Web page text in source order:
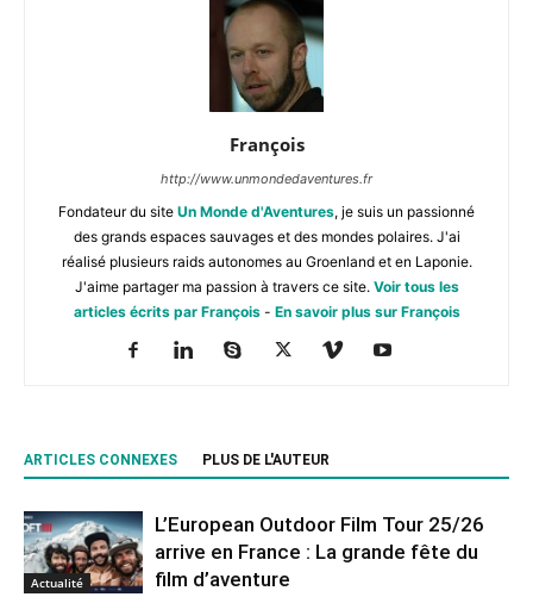
François
http://www.unmondedaventures.fr
Fondateur du site Un Monde d'Aventures, je suis un passionné
des grands espaces sauvages et des mondes polaires. J'ai
réalisé plusieurs raids autonomes au Groenland et en Laponie.
J'aime partager ma passion à travers ce site. Voir tous les
articles écrits par François- En savoir plus sur François
ARTICLES CONNEXES PLUS DE L'AUTEUR
Actualité
L’European Outdoor Film Tour 25/26
arrive en France : La grande fête du
film d’aventure